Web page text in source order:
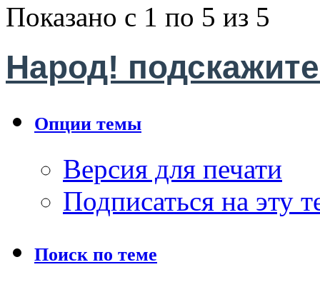
Показано с 1 по 5 из 5
Народ!
Опции темы
Версия для печати
Подписаться на эту
Поиск по теме